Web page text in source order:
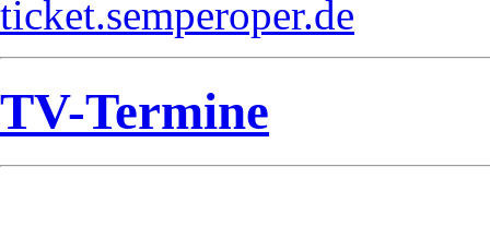
ticket.semperoper.de
TV-Termine